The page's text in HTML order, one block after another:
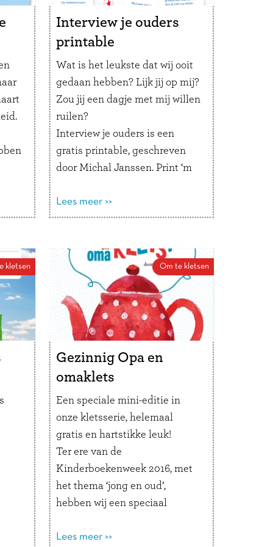
Of:
Heel veel liefs
Samen op afstand
Samen uit/thuis eten
Interview je ouders
printable
Wat is het leukste dat wij ooit
gedaan hebben? Lijk jij op mij?
Zou jij een dagje met mij willen
ruilen?
Interview je ouders is een
gratis printable, geschreven
door Michal Janssen. Print ‘m
mama interviewen!
Tip voor je kind: Misschien
interview te filmen. Of schrijf
de antwoorden op in een
schrift of typ ze op de
computer.
Wanneer ben je jaloers op mij?
Wanneer ben je trots op mij?
Lees meer >>
kletsen Om te kletsen
Gezinnig Opa en
omaklets
Een speciale mini-editie in
onze kletsserie, helemaal
gratis en hartstikke leuk!
Ter ere van de
Kinderboekenweek 2016, met
het thema ‘jong en oud’,
hebben wij een speciaal
uitvoering met de leukste en
Lees meer >>